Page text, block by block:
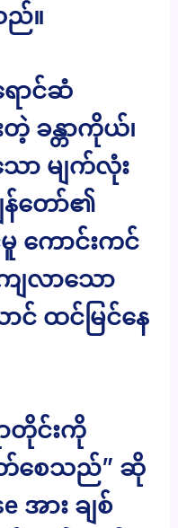
ည်။
ောင်ဆံ
ခန္တာကိုယ်၊
ာ မျက်လုံး
န်တော်၏
ကောင်းကင်
ျလာသော
င် ထင်မြင်နေ
တိုင်းကို
တ်စေသည်” ဆို
အား ချစ်